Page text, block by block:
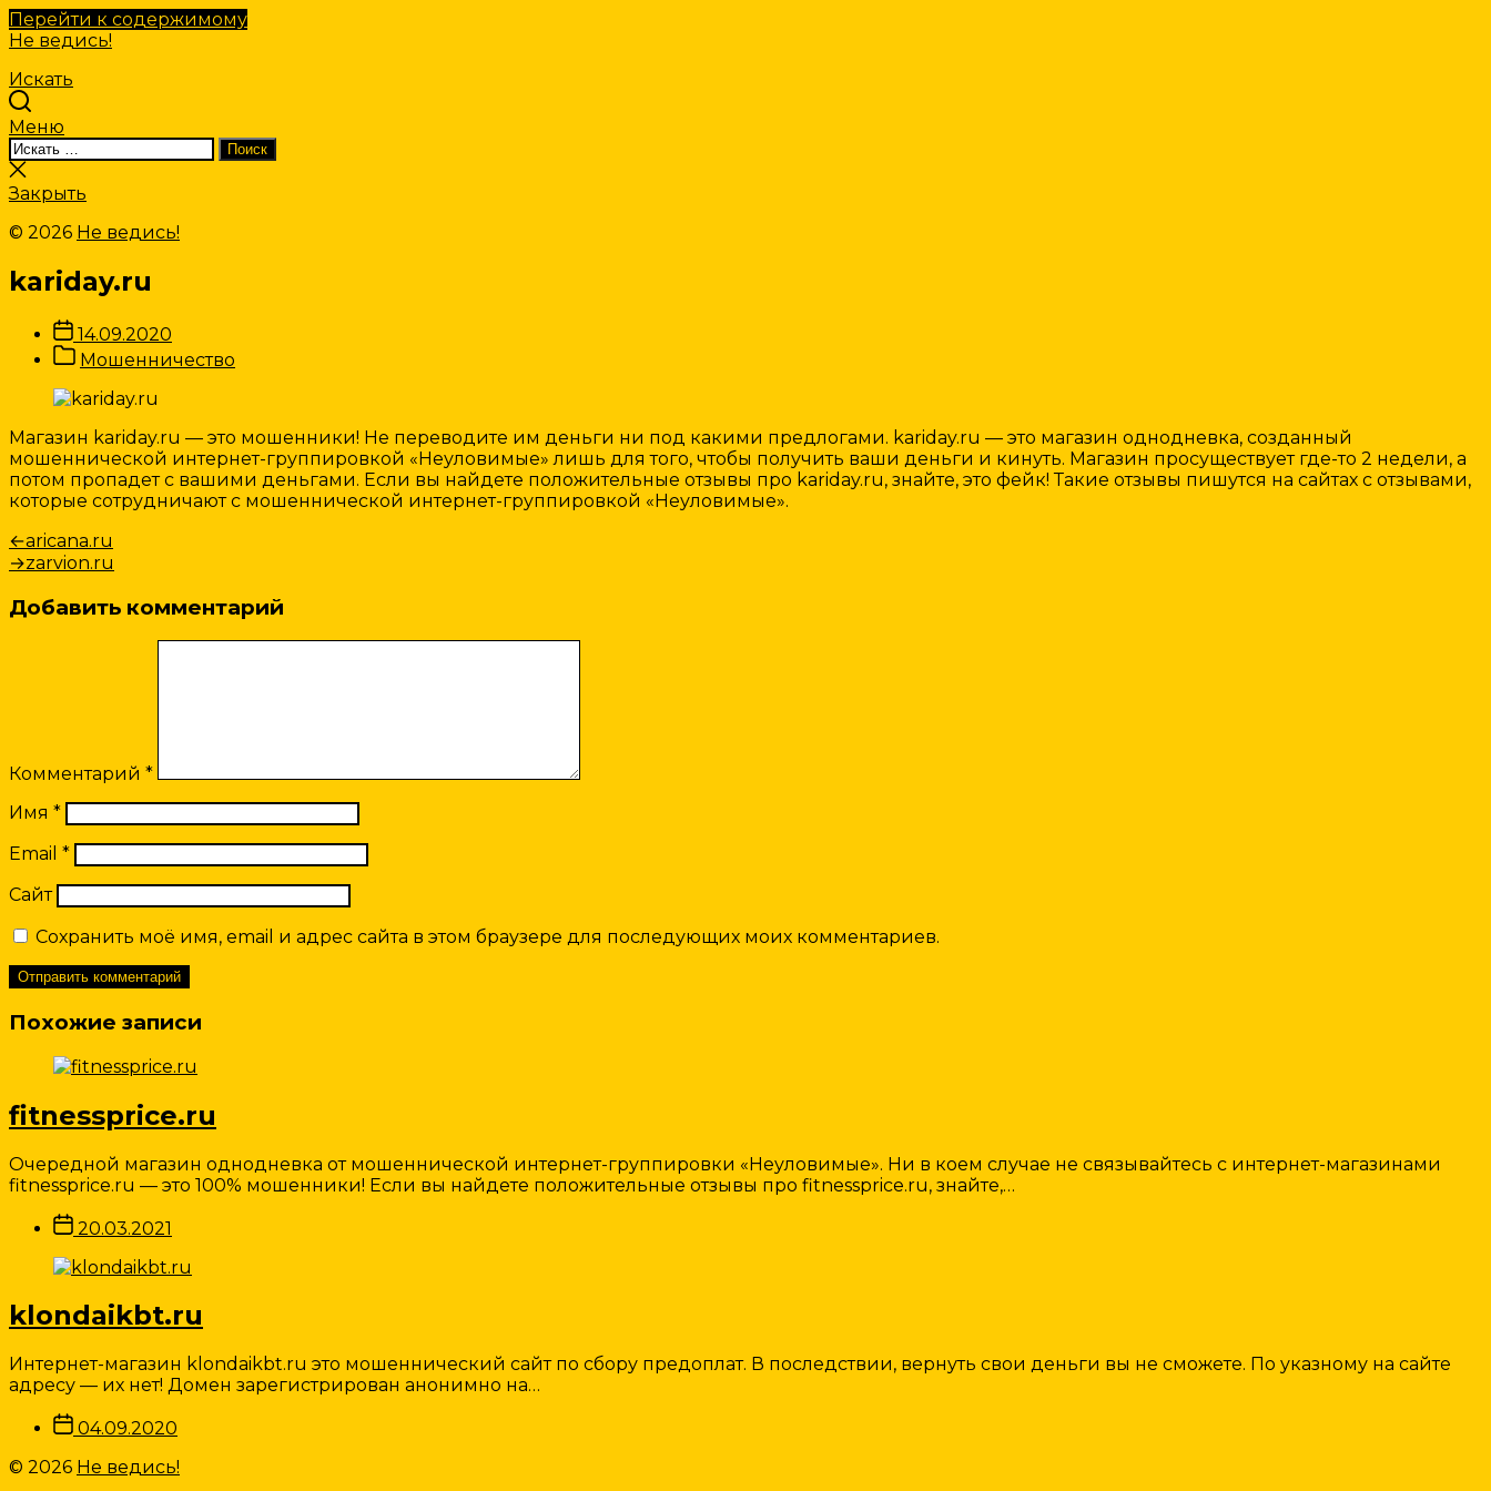
Перейти к содержимому
Не ведись!
Искать
Меню
Искать:
Поиск
Закрыть
поиск
Закрыть
© 2026 Не ведись!
kariday.ru
Дата
записи
14.09.2020
Категории
Записи
Мошенничество
Магазин kariday.ru — это мошенники! Не переводите им деньги ни под какими предлогами. kariday.ru — это магазин однодневка, созданный
мошеннической интернет-группировкой «Неуловимые» лишь для того, чтобы получить ваши деньги и кинуть. Магазин просуществует где-то 2 недели, а
потом пропадет с вашими деньгами. Если вы найдете положительные отзывы про kariday.ru, знайте, это фейк! Такие отзывы пишутся на сайтах с отзывами,
которые сотрудничают с мошеннической интернет-группировкой «Неуловимые».
Навигация
по
записям
←Предыдущая
запись:
aricana.ru
→Следующая
zarvion.ru
Добавить комментарий
Комментарий *
Имя *
Email *
Сайт
Сохранить моё имя, email и адрес сайта в этом браузере для последующих моих комментариев.
Похожие записи
fitnessprice.ru
Очередной магазин однодневка от мошеннической интернет-группировки «Неуловимые». Ни в коем случае не связывайтесь с интернет-магазинами
fitnessprice.ru — это 100% мошенники! Если вы найдете положительные отзывы про fitnessprice.ru, знайте,…
Дата
записи
20.03.2021
klondaikbt.ru
Интернет-магазин klondaikbt.ru это мошеннический сайт по сбору предоплат. В последствии, вернуть свои деньги вы не сможете. По указному на сайте
адресу — их нет! Домен зарегистрирован анонимно на…
Дата04.09.2020
© 2026 Не ведись!